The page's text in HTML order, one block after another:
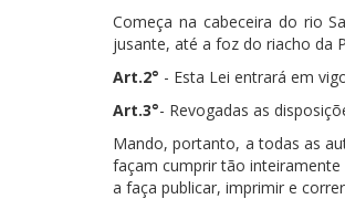
Começa na cabeceira do rio
jusante, até a foz do riacho da
Art.2° - Esta Lei entrará em
Art.3°- Revogadas as
Mando, portanto, a todas as
façam cumprir tão inteiramente
a faça publicar, imprimir e